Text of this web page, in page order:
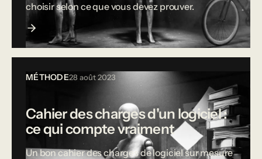
choisir selon ce que vous devez prouver.
MÉTHODE28 août 2023
Cahier des charges d'un logiciel :
ce qui compte vraiment
Un bon cahier des charges de logiciel sur mesure